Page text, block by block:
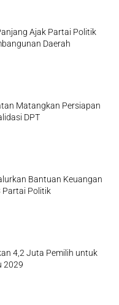
Ajak Partai Politik
Daerah
Matangkan Persiapan
DPT
Bantuan Keuangan
Partai Politik
4,2 Juta Pemilih untuk
2029